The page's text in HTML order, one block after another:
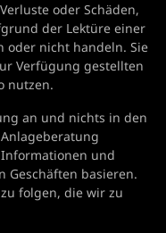
oder Schäden,
der Lektüre einer
oder nicht handeln. Sie
Verfügung gestellten
nutzen.
an und nichts in den
und
Geschäften basieren.
folgen, die wir zu